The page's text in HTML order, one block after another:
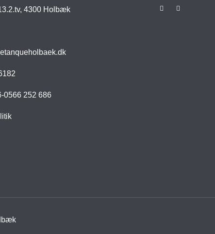
4300 Holbæk
0566 252 686